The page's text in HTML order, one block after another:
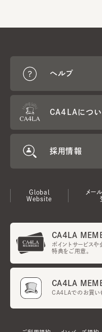
ヘルプ
CA4LAにつ
採用情報
Global
Website
メー
CA4LA
ポイントサービス
特典をご用意。
CA4LA
CA4LAでのお買い